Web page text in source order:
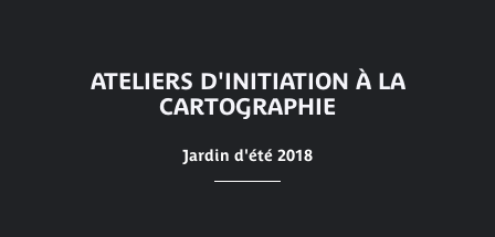
ATELIERS D'INITIATION À LA
CARTOGRAPHIE
Jardin d'été 2018